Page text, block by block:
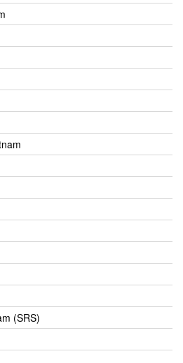
(SRS)